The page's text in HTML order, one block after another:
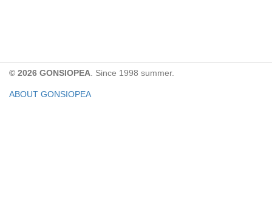
© 2026 GONSIOPEA . Since 1998 summer.
ABOUT GONSIOPEA